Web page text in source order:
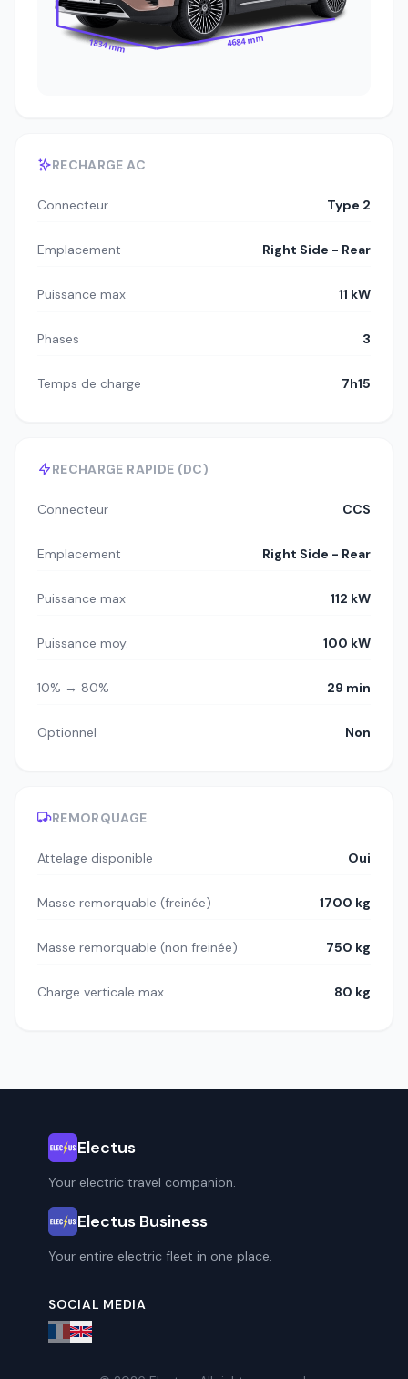
1834 mm 4684 mm
RECHARGE AC
Connecteur Type 2
Emplacement Right Side - Rear
Puissance max 11 kW
Phases 3
Temps de charge 7h15
RECHARGE RAPIDE (DC)
Connecteur CCS
Emplacement Right Side - Rear
Puissance max 112 kW
Puissance moy. 100 kW
10% → 80% 29 min
Optionnel Non
REMORQUAGE
Attelage disponible Oui
Masse remorquable (freinée) 1700 kg
Masse remorquable (non freinée) 750 kg
Charge verticale max 80 kg
Electus
Your electric travel companion.
Electus Business
Your entire electric fleet in one place.
SOCIAL MEDIA